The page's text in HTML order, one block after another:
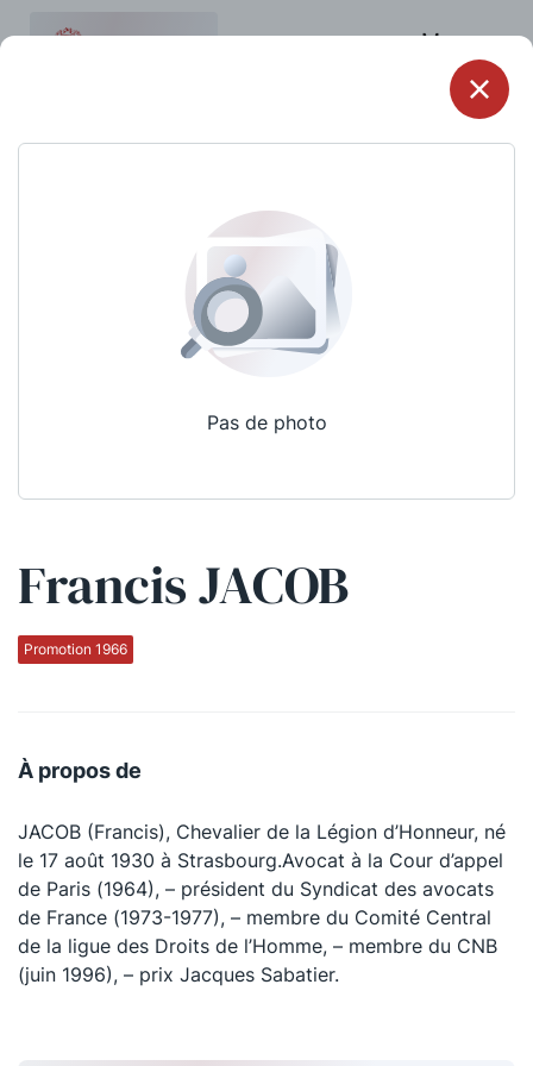
Menu
Pas de photo
Francis JACOB
Promotion 1966
À propos de
JACOB (Francis), Chevalier de la Légion d’Honneur, né
le 17 août 1930 à Strasbourg.Avocat à la Cour d’appel
de Paris (1964), – président du Syndicat des avocats
de France (1973-1977), – membre du Comité Central
de la ligue des Droits de l’Homme, – membre du CNB
(juin 1996), – prix Jacques Sabatier.
Qui sommes-nous ?
La Conférence
La Conférence
Le Concours de la Conférence
La Conférence Berryer
La Petite Conférence